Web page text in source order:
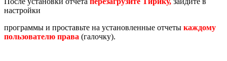
настройки
программы и проставьте на установленные отчеты каждому
пользователю права (галочку).